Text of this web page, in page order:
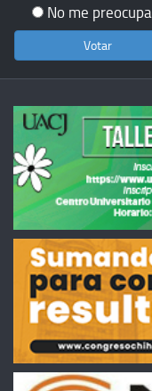
No me preocupa